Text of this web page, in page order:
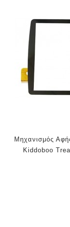
Μηχανισμός
Kiddoboo